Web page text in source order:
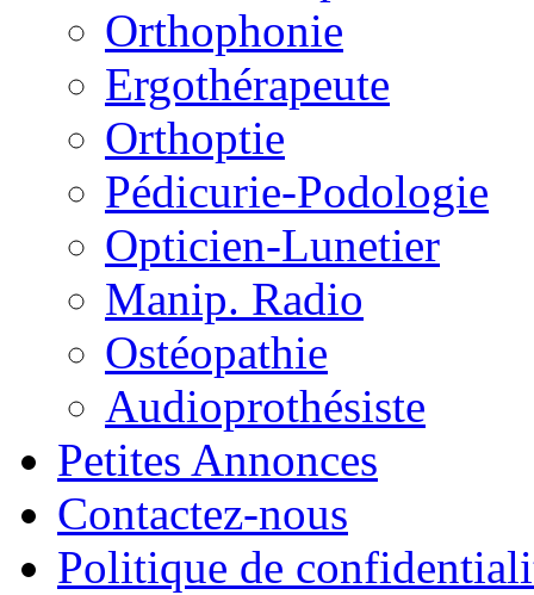
Orthophonie
Ergothérapeute
Orthoptie
Pédicurie-Podologie
Opticien-Lunetier
Manip. Radio
Ostéopathie
Audioprothésiste
Petites Annonces
Contactez-nous
Politique de